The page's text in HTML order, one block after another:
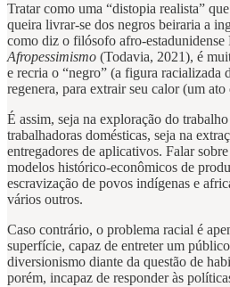
Tratar como uma “distopia realista”
queira livrar-se dos negros beiraria a
como diz o filósofo afro-
Afropessimismo (Todavia, 2021), é
e recria o “negro” (a figura racializada
regenera, para extrair seu calor (um ato
É assim, seja na exploração do
trabalhadoras domésticas, seja na
entregadores de aplicativos. Falar
modelos histórico-econômicos de
escravização de povos indígenas e
vários outros.
Caso contrário, o problema racial é
superfície, capaz de entreter um
diversionismo diante da questão de
porém, incapaz de responder às